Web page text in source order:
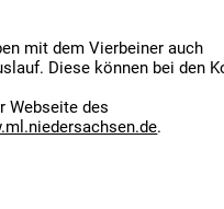
mit dem Vierbeiner auch
Diese können bei den
Webseite des
.